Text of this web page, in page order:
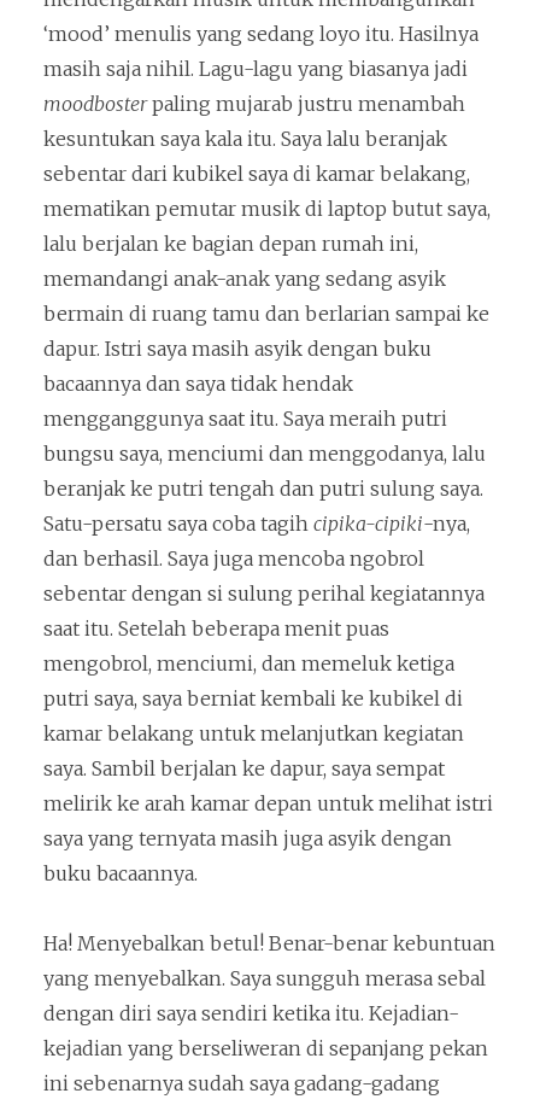
‘mood’ menulis yang sedang loyo itu. Hasilnya
masih saja nihil. Lagu-lagu yang biasanya jadi
moodbosterpaling mujarab justru menambah
kesuntukan saya kala itu. Saya lalu beranjak
sebentar dari kubikel saya di kamar belakang,
mematikan pemutar musik di laptop butut saya,
lalu berjalan ke bagian depan rumah ini,
memandangi anak-anak yang sedang asyik
bermain di ruang tamu dan berlarian sampai ke
dapur. Istri saya masih asyik dengan buku
bacaannya dan saya tidak hendak
mengganggunya saat itu. Saya meraih putri
bungsu saya, menciumi dan menggodanya, lalu
beranjak ke putri tengah dan putri sulung saya.
Satu-persatu saya coba tagih cipika-cipiki-nya,
dan berhasil. Saya juga mencoba ngobrol
sebentar dengan si sulung perihal kegiatannya
saat itu. Setelah beberapa menit puas
mengobrol, menciumi, dan memeluk ketiga
putri saya, saya berniat kembali ke kubikel di
kamar belakang untuk melanjutkan kegiatan
saya. Sambil berjalan ke dapur, saya sempat
melirik ke arah kamar depan untuk melihat istri
saya yang ternyata masih juga asyik dengan
buku bacaannya.
Ha! Menyebalkan betul! Benar-benar kebuntuan
yang menyebalkan. Saya sungguh merasa sebal
dengan diri saya sendiri ketika itu. Kejadian-
kejadian yang berseliweran di sepanjang pekan
ini sebenarnya sudah saya gadang-gadang